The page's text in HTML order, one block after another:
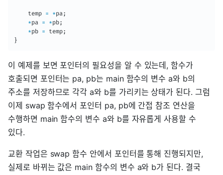
	temp
= *pa ;
*pa = *pb;
*pb = temp;
}
이 예제를 보면 포인터의 필요성을 알 수 있는데, 함수가
호출되면 포인터는 pa, pb는 main 함수의 변수 a와 b의
주소를 저장하므로 각각 a와 b를 가리키는 상태가 된다. 그럼
이제 swap 함수에서 포인터 pa, pb에 간접 참조 연산을
수행하면 main 함수의 변수 a와 b를 자유롭게 사용할 수
있다.
교환 작업은 swap 함수 안에서 포인터를 통해 진행되지만,
실제로 바뀌는 값은 main 함수의 변수 a와 b가 된다. 결국